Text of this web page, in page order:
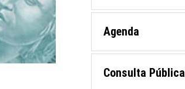
Agenda
Consulta Pública